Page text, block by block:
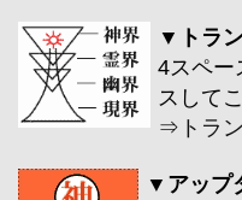
▼トラ
4スペー
スして
⇒ トラ
▼アップ